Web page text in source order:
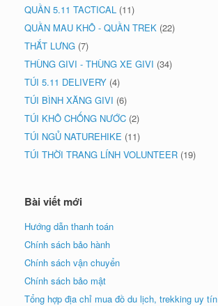
QUẦN 5.11 TACTICAL (11)
QUẦN MAU KHÔ - QUẦN TREK (22)
THẮT LƯNG (7)
THÙNG GIVI - THÙNG XE GIVI (34)
TÚI 5.11 DELIVERY (4)
TÚI BÌNH XĂNG GIVI (6)
TÚI KHÔ CHỐNG NƯỚC (2)
TÚI NGỦ NATUREHIKE (11)
TÚI THỜI TRANG LÍNH VOLUNTEER (19)
Bài viết mới
Hướng dẫn thanh toán
Chính sách bảo hành
Chính sách vận chuyển
Chính sách bảo mật
Tổng hợp địa chỉ mua đồ du lịch, trekking uy tín